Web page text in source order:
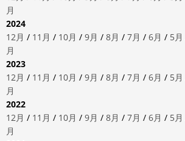
月
2024
12月 / 11月 / 10月 / 9月 / 8月 / 7月 / 6月 / 5月
月
2023
12月 / 11月 / 10月 / 9月 / 8月 / 7月 / 6月 / 5月
月
2022
12月 / 11月 / 10月 / 9月 / 8月 / 7月 / 6月 / 5月
月